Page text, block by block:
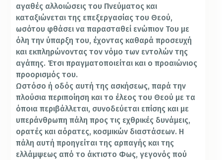
αγαθές αλλοιώσεις του Πνεύματος και
καταξιώνεται της επεξεργασίας του Θεού,
ωσότου φθάσει να παρασταθεί ενώπιον Του με
όλη την ύπαρξη του, έχοντας καθαρά προσευχή
και εκπληρώνοντας τον νόμο των εντολών της
αγάπης. Έτσι πραγματοποιείται και ο προαιώνιος
προορισμός του.
Ωστόσο ή οδός αυτή της ασκήσεως, παρά την
πλούσια περιποίηση και το έλεος του Θεού με τα
όποια περιβάλλεται, συνοδεύεται επίσης και με
υπεράνθρωπη πάλη προς τις εχθρικές δυνάμεις,
ορατές και αόρατες, κοσμικών διαστάσεων. Η
πάλη αυτή προηγείται της αρπαγής και της
ελλάμψεως από το άκτιστο Φως, γεγονός πού